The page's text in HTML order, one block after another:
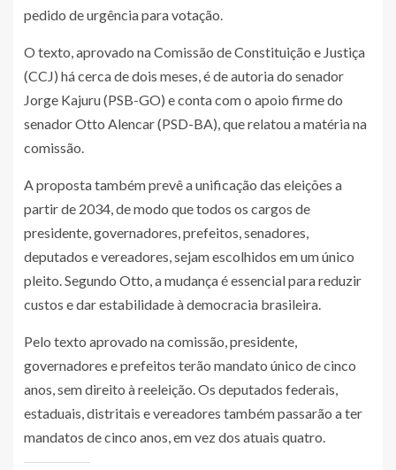
pedido de urgência para votação.
O texto, aprovado na Comissão de Constituição e Justiça
(CCJ) há cerca de dois meses, é de autoria do senador
Jorge Kajuru (PSB-GO) e conta com o apoio firme do
senador Otto Alencar (PSD-BA), que relatou a matéria na
comissão.
A proposta também prevê a unificação das eleições a
partir de 2034, de modo que todos os cargos de
presidente, governadores, prefeitos, senadores,
deputados e vereadores, sejam escolhidos em um único
pleito. Segundo Otto, a mudança é essencial para reduzir
custos e dar estabilidade à democracia brasileira.
Pelo texto aprovado na comissão, presidente,
governadores e prefeitos terão mandato único de cinco
anos, sem direito à reeleição. Os deputados federais,
estaduais, distritais e vereadores também passarão a ter
mandatos de cinco anos, em vez dos atuais quatro.